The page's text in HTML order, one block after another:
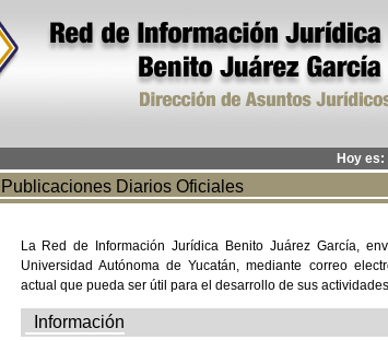
Hoy es:
Publicaciones Diarios Oficiales
La Red de Información Jurídica Benito Juárez García,
Universidad Autónoma de Yucatán, mediante correo
actual que pueda ser útil para el desarrollo de sus
Información